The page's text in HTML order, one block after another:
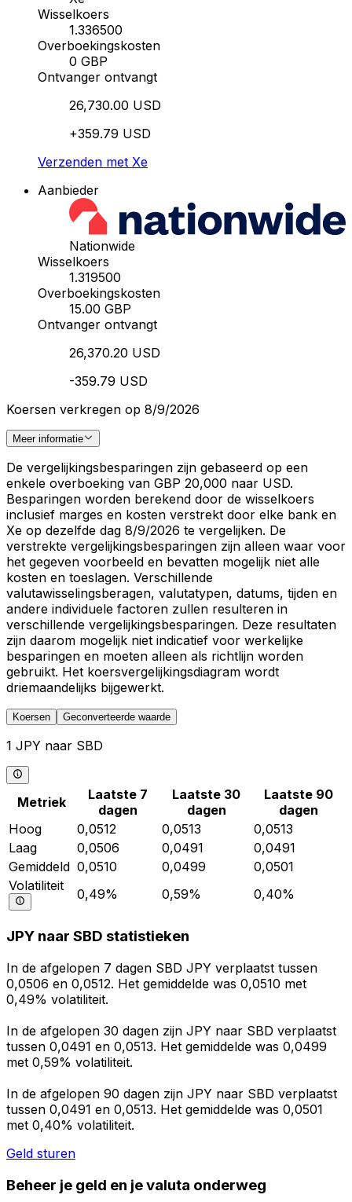
Wisselkoers
1.336500
Overboekingskosten
0 GBP
Ontvanger ontvangt
26,730.00 USD
+359.79 USD
Verzenden met Xe
Aanbieder
Nationwide
Wisselkoers
1.319500
Overboekingskosten
15.00 GBP
Ontvanger ontvangt
26,370.20 USD
-359.79 USD
Koersen verkregen op 8/9/2026
Meer informatie
De vergelijkingsbesparingen zijn gebaseerd op een
enkele overboeking van GBP 20,000 naar USD.
Besparingen worden berekend door de wisselkoers
inclusief marges en kosten verstrekt door elke bank en
Xe op dezelfde dag 8/9/2026 te vergelijken. De
verstrekte vergelijkingsbesparingen zijn alleen waar voor
het gegeven voorbeeld en bevatten mogelijk niet alle
kosten en toeslagen. Verschillende
valutawisselingsberagen, valutatypen, datums, tijden en
andere individuele factoren zullen resulteren in
verschillende vergelijkingsbesparingen. Deze resultaten
zijn daarom mogelijk niet indicatief voor werkelijke
besparingen en moeten alleen als richtlijn worden
gebruikt. Het koersvergelijkingsdiagram wordt
driemaandelijks bijgewerkt.
Koersen Geconverteerde waarde
1 JPY naar SBD
Metriek
Laatste 7
dagen
Laatste 30
dagen
Laatste 90
dagen
Hoog
0,0512 0,0513
0,0513
Laag
0,0506 0,0491
0,0491
Gemiddeld 0,0510 0,0499
0,0501
Volatiliteit
0,49% 0,59% 0,40%
JPY naar SBD statistieken
In de afgelopen 7 dagen SBD JPY verplaatst tussen
0,0506 en 0,0512. Het gemiddelde was 0,0510 met
0,49% volatiliteit.
In de afgelopen 30 dagen zijn JPY naar SBD verplaatst
tussen 0,0491 en 0,0513. Het gemiddelde was 0,0499
met 0,59% volatiliteit.
In de afgelopen 90 dagen zijn JPY naar SBD verplaatst
tussen 0,0491 en 0,0513. Het gemiddelde was 0,0501
met 0,40% volatiliteit.
Geld sturen
Beheer je geld en je valuta onderweg